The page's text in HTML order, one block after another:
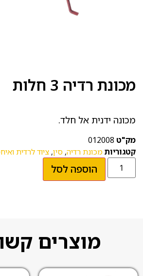
מכונת רדיה 3 חלות
מכונה ידנית אל חלד.
מק"ט 012008
קטגוריותמכונת רדיה, סין, ציוד לרדית
הוספה לסל
מוצרים